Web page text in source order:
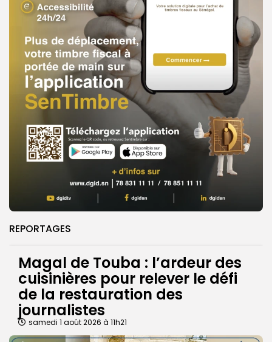
REPORTAGES
Magal de Touba : l’ardeur des
cuisinières pour relever le défi
de la restauration des
journalistes
samedi 1 août 2026 à 11h21